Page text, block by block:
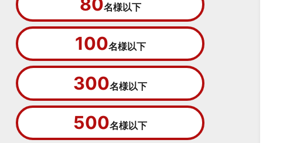
名様以下
100名様以下
300名様以下
500名様以下